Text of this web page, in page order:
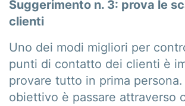
Suggerimento n. 3: prova le
clienti
Uno dei modi migliori per
punti di contatto dei clienti è
provare tutto in prima
obiettivo è passare attraverso